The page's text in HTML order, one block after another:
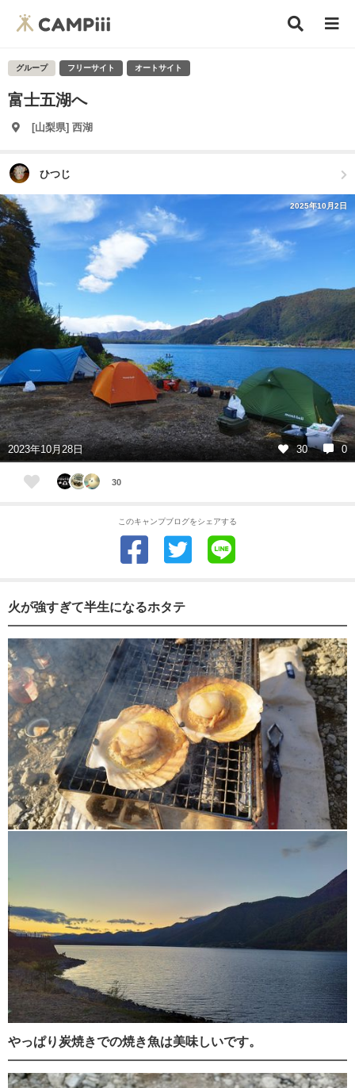
グループ フリーサイト オートサイト
富士五湖へ
[山梨県] 西湖
ひつじ
2025年10月2日
2023年10月28日 30 0
30
このキャンプブログをシェアする
火が強すぎて半生になるホタテ
やっぱり炭焼きでの焼き魚は美味しいです。